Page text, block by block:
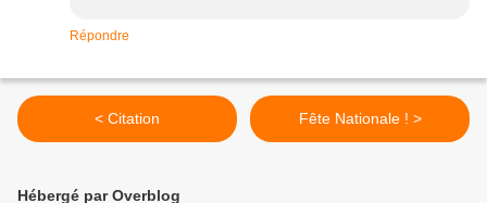
Répondre
< Citation Fête Nationale ! >
Hébergé par Overblog